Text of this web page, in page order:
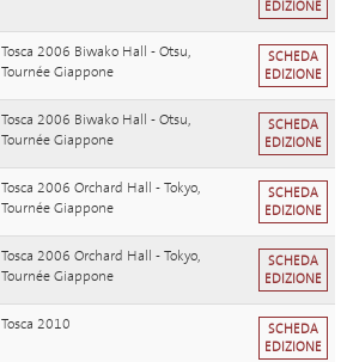
EDIZIONE
Tosca 2006 Biwako Hall - Otsu,
Tournée Giappone
SCHEDA
EDIZIONE
Tosca 2006 Biwako Hall - Otsu,
Tournée Giappone
SCHEDA
EDIZIONE
Tosca 2006 Orchard Hall - Tokyo,
Tournée Giappone
SCHEDA
EDIZIONE
Tosca 2006 Orchard Hall - Tokyo,
Tournée Giappone
SCHEDA
EDIZIONE
Tosca 2010
SCHEDA
EDIZIONE